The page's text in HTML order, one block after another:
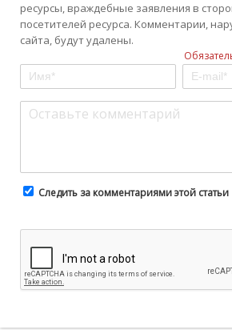
ресурсы, враждебные заявления в
посетителей ресурса. Комментарии,
сайта, будут удалены.
Следить за комментариями этой статьи